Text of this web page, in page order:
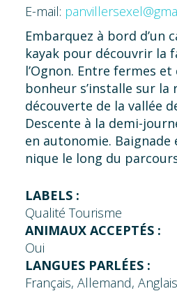
E-mail:
Embarquez à bord d’un
kayak pour découvrir la
l’Ognon. Entre fermes
bonheur s’installe sur la
découverte de la vallée
Descente à la demi-
en autonomie. Baignade
nique le long du
Accessible à partir de 5
LABELS :
Qualité Tourisme
ANIMAUX ACCEPTÉS :
Oui
LANGUES PARLÉES :
Français, Allemand, Anglais